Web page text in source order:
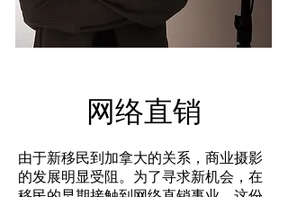
网络直销
由于新移民到加拿大的关系，商业摄影
的发展明显受阻。为了寻求新机会，在